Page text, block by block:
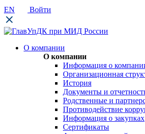
EN Войти
О компании
О компании
Информация о
Организационная
История
Документы и
Родственные и
Противодействие
Информация о закупках
Сертификаты